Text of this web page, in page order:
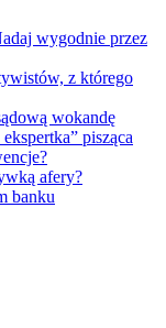
wygodnie przez
z którego
wokandę
pisząca
afery?
banku